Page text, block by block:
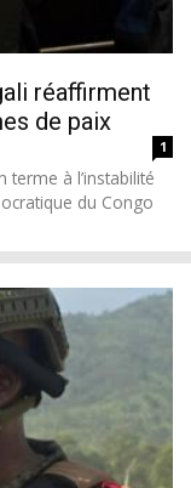
réaffirment
de paix
1
à l’instabilité
du Congo